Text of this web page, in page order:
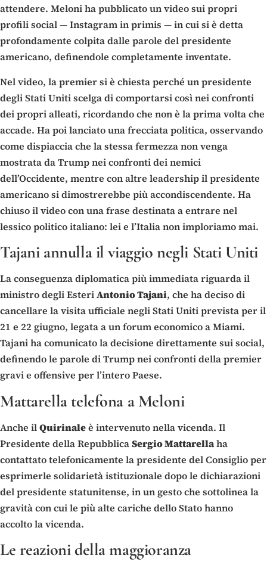
attendere. Meloni ha pubblicato un video sui propri
profili social — Instagram in primis — in cui si è detta
profondamente colpita dalle parole del presidente
americano, definendole completamente inventate.
Nel video, la premier si è chiesta perché un presidente
degli Stati Uniti scelga di comportarsi così nei confronti
dei propri alleati, ricordando che non è la prima volta che
accade. Ha poi lanciato una frecciata politica, osservando
come dispiaccia che la stessa fermezza non venga
mostrata da Trump nei confronti dei nemici
dell’Occidente, mentre con altre leadership il presidente
americano si dimostrerebbe più accondiscendente. Ha
chiuso il video con una frase destinata a entrare nel
lessico politico italiano: lei e l’Italia non imploriamo mai.
Tajani annulla il viaggio negli Stati Uniti
La conseguenza diplomatica più immediata riguarda il
ministro degli EsteriAntonio Tajani, che ha deciso di
cancellare la visita ufficiale negli Stati Uniti prevista per il
21 e 22 giugno, legata a un forum economico a Miami.
Tajani ha comunicato la decisione direttamente sui social,
definendo le parole di Trump nei confronti della premier
gravi e offensive per l’intero Paese.
Mattarella telefona a Meloni
Anche ilQuirinaleè intervenuto nella vicenda. Il
Presidente della RepubblicaSergio Mattarellaha
contattato telefonicamente la presidente del Consiglio per
esprimerle solidarietà istituzionale dopo le dichiarazioni
del presidente statunitense, in un gesto che sottolinea la
gravità con cui le più alte cariche dello Stato hanno
accolto la vicenda.
Le reazioni della maggioranza